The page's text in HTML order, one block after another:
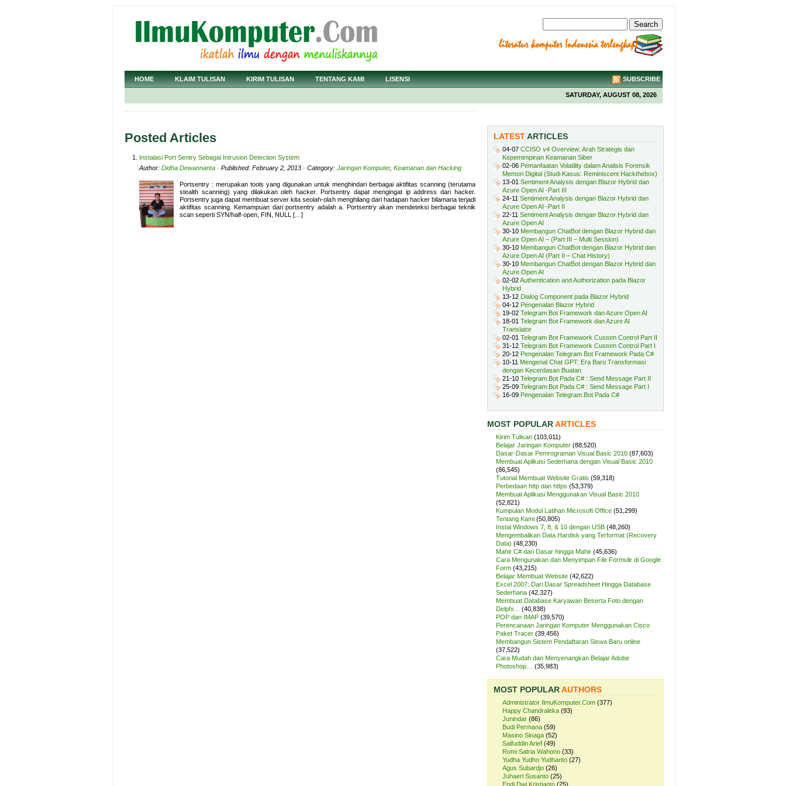
HOME KLAIM TULISAN KIRIM TULISAN TENTANG KAMI LISENSI SUBSCRIBE
SATURDAY, AUGUST 08, 2026
Posted Articles
Instalasi Port Sentry Sebagai Intrusion Detection System
Author: Didha Dewannanta · Published: February 2, 2013 · Category: Jaringan Komputer, Keamanan dan Hacking
Portsentry : merupakan tools yang digunakan untuk menghindari berbagai aktifitas scanning (terutama
stealth scanning) yang dilakukan oleh hacker. Portsentry dapat mengingat ip address dari hacker.
Portsentry juga dapat membuat server kita seolah-olah menghilang dari hadapan hacker bilamana terjadi
aktifitas scanning. Kemampuan dari portsentry adalah a. Portsentry akan mendeteksi berbagai teknik
scan seperti SYN/half-open, FIN, NULL […]
LATESTARTICLES
04-07 CCISO v4 Overview: Arah Strategis dan
Kepemimpinan Keamanan Siber
02-06 Pemanfaatan Volatility dalam Analisis Forensik
Memori Digital (Studi Kasus: Reminiscent Hackthebox)
13-01 Sentiment Analysis dengan Blazor Hybrid dan
Azure Open AI -Part III
24-11 Sentiment Analysis dengan Blazor Hybrid dan
Azure Open AI -Part II
22-11 Sentiment Analysis dengan Blazor Hybrid dan
Azure Open AI
30-10 Membangun ChatBot dengan Blazor Hybrid dan
Azure Open AI – (Part III – Multi Session)
30-10 Membangun ChatBot dengan Blazor Hybrid dan
Azure Open AI (Part II – Chat History)
30-10 Membangun ChatBot dengan Blazor Hybrid dan
Azure Open AI
02-02Authentication and Authorization pada Blazor
Hybrid
13-12 Dialog Component pada Blazor Hybrid
04-12 Pengenalan Blazor Hybrid
19-02 Telegram Bot Framework dan Azure Open AI
18-01 Telegram Bot Framework dan Azure AI
Translator
02-01 Telegram Bot Framework Custom Control Part II
31-12 Telegram Bot Framework Custom Control Part I
20-12 Pengenalan Telegram Bot Framework Pada C#
10-11 Mengenal Chat GPT: Era Baru Transformasi
dengan Kecerdasan Buatan
21-10 Telegram.Bot Pada C# : Send Message Part II
25-09 Telegram.Bot Pada C# : Send Message Part I
16-09 Pengenalan Telegram.Bot Pada C#
MOST POPULARARTICLES
Kirim Tulisan (103,011)
Belajar Jaringan Komputer (88,520)
Dasar-Dasar Pemrograman Visual Basic 2010 (87,603)
Membuat Aplikasi Sederhana dengan Visual Basic 2010
(86,545)
Tutorial Membuat Website Gratis (59,318)
Perbedaan http dan https (53,379)
Membuat Aplikasi Menggunakan Visual Basic 2010
(52,821)
Kumpulan Modul Latihan Microsoft Office (51,299)
Tentang Kami (50,805)
Instal Windows 7, 8, & 10 dengan USB (48,260)
Mengembalikan Data Hardisk yang Terformat (Recovery
Data) (48,230)
Mahir C# dari Dasar hingga Mahir (45,636)
Cara Mengunakan dan Menyimpan File Formulir di Google
Form (43,215)
Belajar Membuat Website (42,622)
Excel 2007: Dari Dasar Spreadsheet Hingga Database
Sederhana (42,327)
Membuat Database Karyawan Beserta Foto dengan
Delphi…
(40,838)
POP dan IMAP (39,570)
Perencanaan Jaringan Komputer Menggunakan Cisco
Paket Tracer (39,456)
Membangun Sistem Pendaftaran Siswa Baru online
(37,522)
Cara Mudah dan Menyenangkan Belajar Adobe
Photoshop…
(35,983)
MOST POPULARAUTHORS
Administrator IlmuKomputer.Com (377)
Happy Chandraleka (93)
Junindar (86)
Budi Permana (59)
Masino Sinaga (52)
Saifuddin Arief (49)
Romi Satria Wahono (33)
Yudha Yudho Yudhanto (27)
Agus Subardjo (26)
Juhaeri Susanto (25)
Endi Dwi Kristianto (25)